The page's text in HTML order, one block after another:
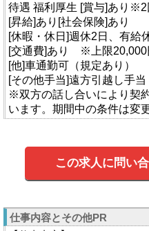
待遇 福利厚生 [賞与]あり※2
[昇給]あり[社会保険]あり
[休暇・休日]週休2日、有給
[交通費]あり ※上限20,000
[他]車通勤可（規定あり）
[その他手当]遠方引越し手当
※双方の話し合いにより契
います。期間中の条件は変
この求人に問い
仕事内容とその他PR